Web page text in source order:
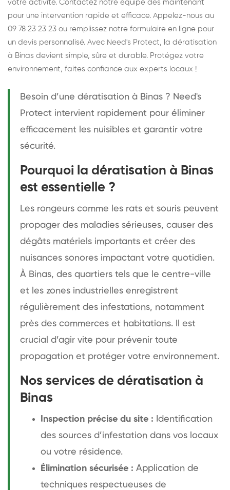
votre activité. Contactez notre équipe dès maintenant
pour une intervention rapide et efficace. Appelez-nous au
09 78 23 23 23 ou remplissez notre formulaire en ligne pour
un devis personnalisé. Avec Need's Protect, la dératisation
à Binas devient simple, sûre et durable. Protégez votre
environnement, faites confiance aux experts locaux !
Besoin d’une dératisation à Binas ? Need's
Protect intervient rapidement pour éliminer
efficacement les nuisibles et garantir votre
sécurité.
Pourquoi la dératisation à Binas
est essentielle ?
Les rongeurs comme les rats et souris peuvent
propager des maladies sérieuses, causer des
dégâts matériels importants et créer des
nuisances sonores impactant votre quotidien.
À Binas, des quartiers tels que le centre-ville
et les zones industrielles enregistrent
régulièrement des infestations, notamment
près des commerces et habitations. Il est
crucial d’agir vite pour prévenir toute
propagation et protéger votre environnement.
Nos services de dératisation à
Binas
Inspection précise du site : Identification
des sources d’infestation dans vos locaux
ou votre résidence.
Élimination sécurisée : Application de
techniques respectueuses de